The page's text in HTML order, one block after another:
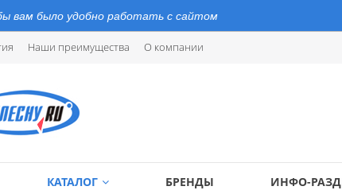
вам было удобно работать с сайтом
Наши преимущества О компании
КАТАЛОГ БРЕНДЫ ИНФО-